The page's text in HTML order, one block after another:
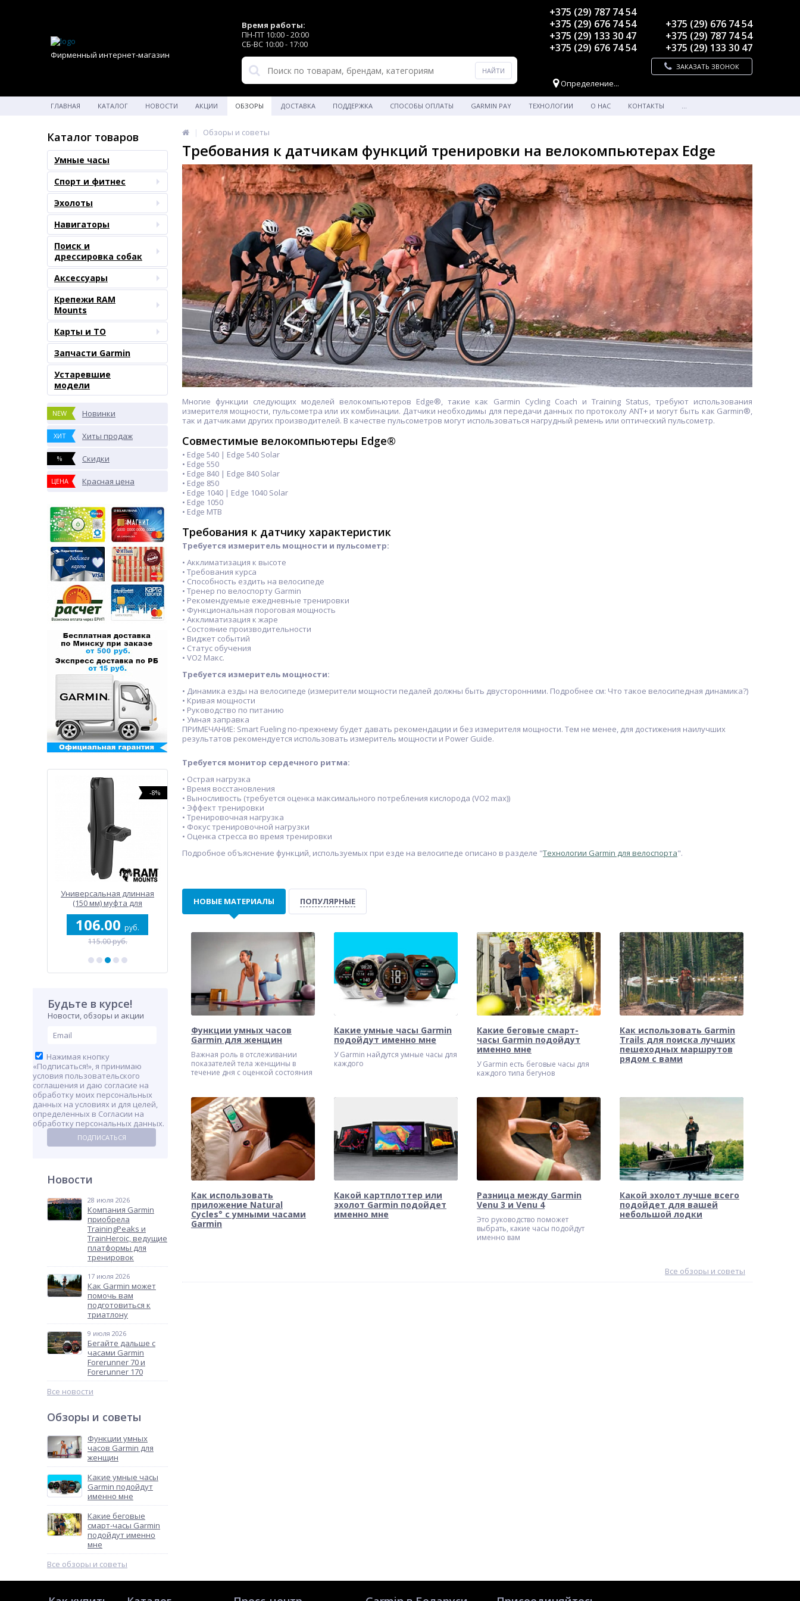
Фирменный интернет-магазин
Время работы:
ПН-ПТ 10:00 - 20:00
СБ-ВС 10:00 - 17:00
+375 (29) 787 74 54
+375 (29) 676 74 54
+375 (29) 133 30 47
+375 (29) 676 74 54
Определение...
+375 (29) 676 74 54
+375 (29) 787 74 54
+375 (29) 133 30 47
ЗАКАЗАТЬ ЗВОНОК
ГЛАВНАЯ КАТАЛОГ НОВОСТИ АКЦИИ ОБЗОРЫ ДОСТАВКА ПОДДЕРЖКА СПОСОБЫ ОПЛАТЫ GARMIN PAY ТЕХНОЛОГИИ О НАС КОНТАКТЫ ...
Каталог товаров
Умные часы
Спорт и фитнес
Эхолоты
Навигаторы
Поиск и
дрессировка собак
Аксессуары
Крепежи RAM
Mounts
Карты и ТО
Запчасти Garmin
Устаревшие
модели
NEW Новинки
ХИТ Хиты продаж
% Скидки
ЦЕНА Красная цена
-8%
Универсальная длинная
(150 мм) муфта для
креплений RAM под шары
25 мм (1")
106.00 руб.
115.00 руб.
-34%
Поворотное крепление
для Panoptix LiveScope
330.00
Удлиненный кабель
питания Dash Cam
32.00 руб.
Будьте в курсе!
Новости, обзоры и акции
Нажимая кнопку
«Подписаться!», я принимаю
условия пользовательского
соглашения и даю согласие на
обработку моих персональных
данных на условиях и для целей,
определенных в Согласии на
обработку персональных данных.
ПОДПИСАТЬСЯ
Новости
28 июля 2026
Компания Garmin
приобрела
TrainingPeaks и
TrainHeroic, ведущие
платформы для
тренировок
17 июля 2026
Как Garmin может
помочь вам
подготовиться к
триатлону
9 июля 2026
Бегайте дальше с
часами Garmin
Forerunner 70 и
Forerunner 170
Все новости
Обзоры и советы
Функции умных
часов Garmin для
женщин
Какие умные часы
Garmin подойдут
именно мне
Какие беговые
смарт-часы Garmin
подойдут именно
мне
Все обзоры и советы
Обзоры и советы
Требования к датчикам функций тренировки на велокомпьютерах Edge
Многие функции следующих моделей велокомпьютеров Edge®, такие как Garmin Cycling Coach и Training Status, требуют использования
измерителя мощности, пульсометра или их комбинации. Датчики необходимы для передачи данных по протоколу ANT+ и могут быть как Garmin®,
так и датчиками других производителей. В качестве пульсометров могут использоваться нагрудный ремень или оптический пульсометр.
Совместимые велокомпьютеры Edge®
• Edge 540 | Edge 540 Solar
• Edge 550
• Edge 840 | Edge 840 Solar
• Edge 850
• Edge 1040 | Edge 1040 Solar
• Edge 1050
• Edge MTB
Требования к датчику характеристик
Требуется измеритель мощности и пульсометр:
• Акклиматизация к высоте
• Требования курса
• Способность ездить на велосипеде
• Тренер по велоспорту Garmin
• Рекомендуемые ежедневные тренировки
• Функциональная пороговая мощность
• Акклиматизация к жаре
• Состояние производительности
• Виджет событий
• Статус обучения
• VO2 Макс.
Требуется измеритель мощности:
• Динамика езды на велосипеде (измерители мощности педалей должны быть двусторонними. Подробнее см: Что такое велосипедная динамика?)
• Кривая мощности
• Руководство по питанию
• Умная заправка
ПРИМЕЧАНИЕ: Smart Fueling по-прежнему будет давать рекомендации и без измерителя мощности. Тем не менее, для достижения наилучших
результатов рекомендуется использовать измеритель мощности и Power Guide.
Требуется монитор сердечного ритма:
• Острая нагрузка
• Время восстановления
• Выносливость (требуется оценка максимального потребления кислорода (VO2 max))
• Эффект тренировки
• Тренировочная нагрузка
• Фокус тренировочной нагрузки
• Оценка стресса во время тренировки
Подробное объяснение функций, используемых при езде на велосипеде описано в разделе "Технологии Garmin для велоспорта".
НОВЫЕ МАТЕРИАЛЫ ПОПУЛЯРНЫЕ
Функции умных часов
Garmin для женщин
Важная роль в отслеживании
показателей тела женщины в
течение дня с оценкой состояния
Какие умные часы Garmin
подойдут именно мне
У Garmin найдутся умные часы для
каждого
Какие беговые смарт-
часы Garmin подойдут
именно мне
У Garmin есть беговые часы для
каждого типа бегунов
Как использовать Garmin
Trails для поиска лучших
пешеходных маршрутов
рядом с вами
Как использовать
приложение Natural
Cycles° с умными часами
Garmin
Какой картплоттер или
эхолот Garmin подойдет
именно мне
Разница между Garmin
Venu 3 и Venu 4
Это руководство поможет
выбрать, какие часы подойдут
именно вам
Какой эхолот лучше всего
подойдет для вашей
небольшой лодки
Все обзоры и советы